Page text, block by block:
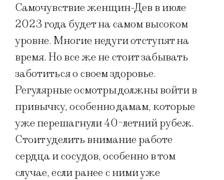
Самочувствие женщин-Дев в июле
2023 года будет на самом высоком
уровне. Многие недуги отступят на
время. Но все же не стоит забывать
заботиться о своем здоровье.
Регулярные осмотры должны войти в
привычку, особенно дамам, которые
уже перешагнули 40-летний рубеж.
Стоит уделить внимание работе
сердца и сосудов, особенно в том
случае, если ранее с ними уже